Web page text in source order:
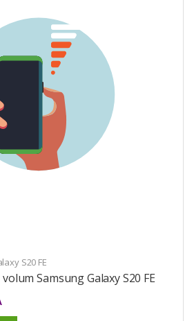
S20 FE
Samsung Galaxy S20 FE